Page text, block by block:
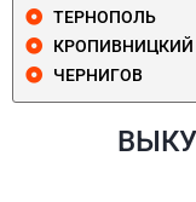
ТЕРНОПОЛЬ
КРОПИВНИЦКИЙ
ЧЕРНИГОВ